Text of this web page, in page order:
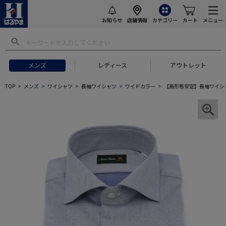
お知らせ 店舗情報 カテゴリー カート メニュー
メンズ レディース アウトレット
TOP メンズ ワイシャツ 長袖ワイシャツ ワイドカラー 【高形態安定】長袖ワイ